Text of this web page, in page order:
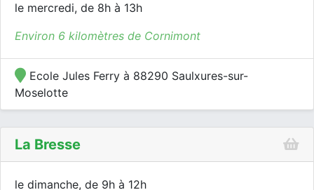
le mercredi, de 8h à 13h
Environ 6 kilomètres de Cornimont
Ecole Jules Ferry à 88290 Saulxures-sur-
Moselotte
La Bresse
le dimanche, de 9h à 12h